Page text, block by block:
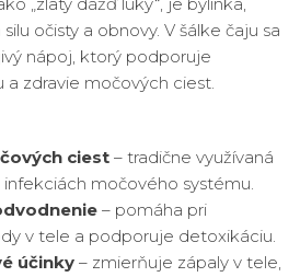
očisty a obnovy. V šálke čaju sa
nápoj, ktorý podporuje
zdravie močových ciest.
ciest– tradične využívaná
močového systému.
– pomáha pri
v tele a podporuje detoxikáciu.
účinky– zmierňuje zápaly v tele,